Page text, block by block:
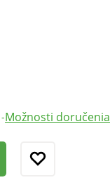
-Možnosti doručenia